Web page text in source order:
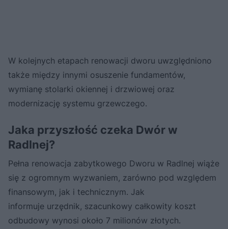
W kolejnych etapach renowacji dworu uwzględniono
także między innymi osuszenie fundamentów,
wymianę stolarki okiennej i drzwiowej oraz
modernizację systemu grzewczego.
Jaka przyszłość czeka Dwór w
Radlnej?
Pełna renowacja zabytkowego Dworu w Radlnej wiąże
się z ogromnym wyzwaniem, zarówno pod względem
finansowym, jak i technicznym. Jak
informuje urzędnik, szacunkowy całkowity koszt
odbudowy wynosi około 7 milionów złotych.